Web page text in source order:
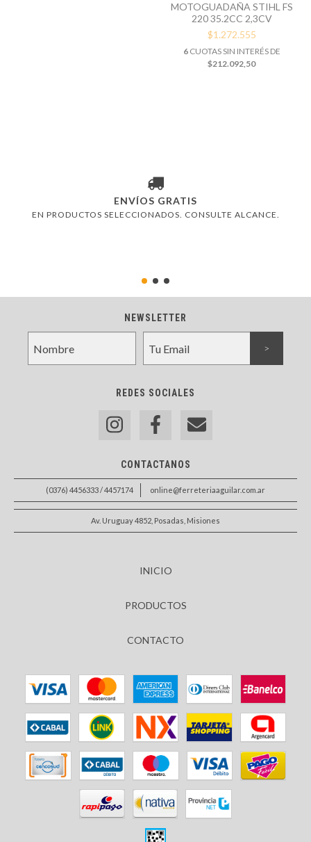
MOTOGUADAÑA STIHL FS
220 35.2CC 2,3CV
$1.272.555
6CUOTAS SIN INTERÉS DE
$212.092,50
ENVÍOS GRATIS
EN PRODUCTOS SELECCIONADOS. CONSULTE ALCANCE.
NEWSLETTER
REDES SOCIALES
CONTACTANOS
(0376) 4456333 / 4457174 online@ferreteriaaguilar.com.ar
Av. Uruguay 4852, Posadas, Misiones
INICIO
PRODUCTOS
CONTACTO